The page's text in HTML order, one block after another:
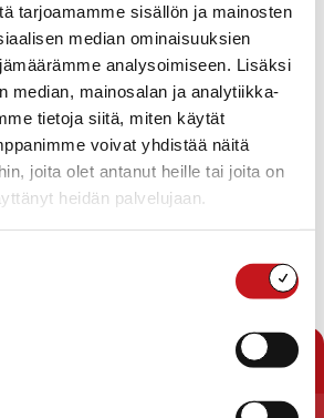
tarjoamamme sisällön ja mainosten
median ominaisuuksien
analysoimiseen. Lisäksi
median, mainosalan ja analytiikka-
tietoja siitä, miten käytät
voivat yhdistää näitä
joita olet antanut heille tai joita on
heidän palvelujaan.
siirto kotihoidon auton
talousarvio vuodelle
pöytäkirjat
Kaste-rahoitteeseen Kotoisa-